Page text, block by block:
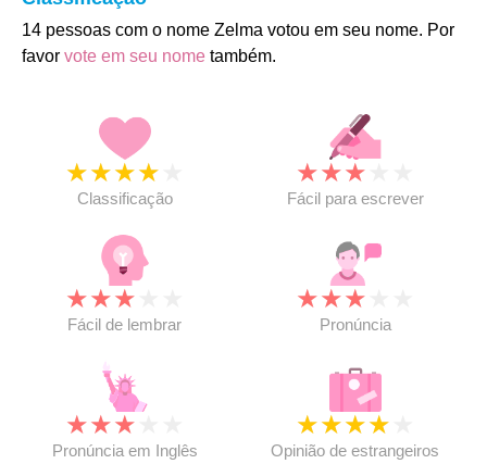
14 pessoas com o nome Zelma votou em seu nome. Por
favor vote em seu nome também.
★★★★
Classificação
★★★
Fácil para escrever
★★★
Fácil de lembrar
★★★
Pronúncia
★★★
Pronúncia em Inglês
★★★★
Opinião de estrangeiros